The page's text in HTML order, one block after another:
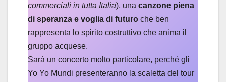
commerciali in tutta Italia), una canzone piena
di speranza e voglia di futuro che ben
rappresenta lo spirito costruttivo che anima il
gruppo acquese.
Sarà un concerto molto particolare, perché gli
Yo Yo Mundi presenteranno la scaletta del tour